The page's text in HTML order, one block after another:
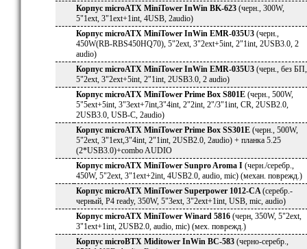
Корпус microATX MiniTower InWin BK-623 (черн., 300W,
5"1ext, 3"1ext+1int, 4USB, 2audio)
Корпус microATX MiniTower InWin EMR-035U3 (черн.,
450W(RB-RBS450HQ70), 5"2ext, 3"2ext+5int, 2"1int, 2USB3.0, 2
audio)
Корпус microATX MiniTower InWin EMR-035U3 (черн., без БП,
5"2ext, 3"2ext+5int, 2"1int, 2USB3.0, 2 audio)
Корпус microATX MiniTower Prime Box S801E (черн., 500W,
5"5ext+5int, 3"3ext+7int,3"4int, 2"2int, 2"/3"1int, CR, 2USB2.0,
2USB3.0, USB-C, 2audio)
Корпус microATX MiniTower Prime Box SS301E (черн., 500W,
5"2ext, 3"1ext,3"4int, 2"1int, 2USB2.0, 2audio) + планка 5.25
(2*USB3.0)+combo AUDIO
Корпус microATX MiniTower Sunpro Aroma I (черн./серебр.,
450W, 5"2ext, 3"1ext+2int, 4USB2.0, audio, mic) (механ. поврежд.)
Корпус microATX MiniTower Superpower 1012-CA(серебр.-
черный, P4 ready, 350W, 5"3ext, 3"2ext+1int, USB, mic, audio)
Корпус microATX MiniTower Winard 5816 (черн, 350W, 5"2ext,
3"1ext+1int, 2USB2.0, audio, mic) (мех. поврежд.)
Корпус microBTX Miditower InWin BC-583 (черно-серебр.,